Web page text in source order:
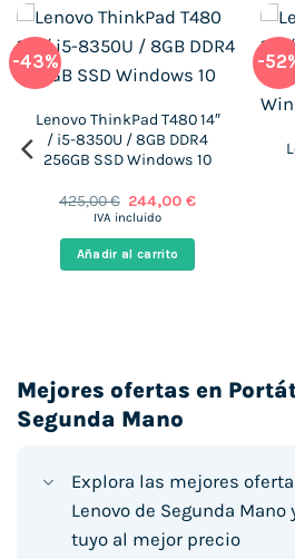
-43%
Lenovo ThinkPad T480 14″
/ i5-8350U / 8GB DDR4
256GB SSD Windows 10
425,00€ El
precio
era:
425,00 €.
244,00€El
IVA incluido
Añadir al carrito
-
Mejores ofertas en
Segunda Mano
Explora las mejores
Lenovo de Segunda Mano
tuyo al mejor precio